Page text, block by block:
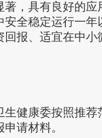
著，具有良好的
安全稳定运行一
回报、适宜在中小
健康委按照推荐
请材料。